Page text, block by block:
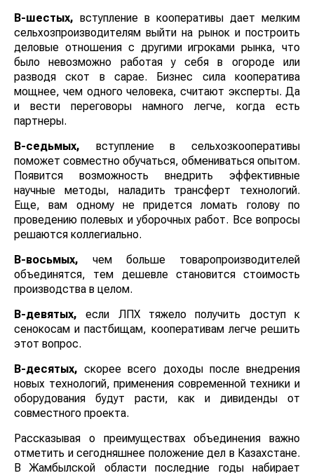
В-шестых, вступление в кооперативы дает мелким
сельхозпроизводителям выйти на рынок и построить
деловые отношения с другими игроками рынка, что
было невозможно работая у себя в огороде или
разводя скот в сарае. Бизнес сила кооператива
мощнее, чем одного человека, считают эксперты. Да
и вести переговоры намного легче, когда есть
партнеры.
В-седьмых, вступление в сельхозкооперативы
поможет совместно обучаться, обмениваться опытом.
Появится возможность внедрить эффективные
научные методы, наладить трансферт технологий.
Еще, вам одному не придется ломать голову по
проведению полевых и уборочных работ. Все вопросы
решаются коллегиально.
В-восьмых, чем больше товаропроизводителей
объединятся, тем дешевле становится стоимость
производства в целом.
В-девятых, если ЛПХ тяжело получить доступ к
сенокосам и пастбищам, кооперативам легче решить
этот вопрос.
В-десятых, скорее всего доходы после внедрения
новых технологий, применения современной техники и
оборудования будут расти, как и дивиденды от
совместного проекта.
Рассказывая о преимуществах объединения важно
отметить и сегодняшнее положение дел в Казахстане.
В Жамбылской области последние годы набирает